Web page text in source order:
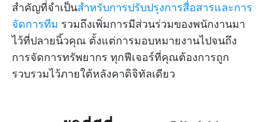
สำคัญที่จำเป็นสำหรับการปรับปรุงการสื่อสารและการ
จัดการทีม รวมถึงเพิ่มการมีส่วนร่วมของพนักงานมา
ไว้ที่ปลายนิ้วคุณ ตั้งแต่การมอบหมายงานไปจนถึง
การจัดการทรัพยากร ทุกฟีเจอร์ที่คุณต้องการถูก
รวบรวมไว้ภายใต้หลังคาดิจิทัลเดียว